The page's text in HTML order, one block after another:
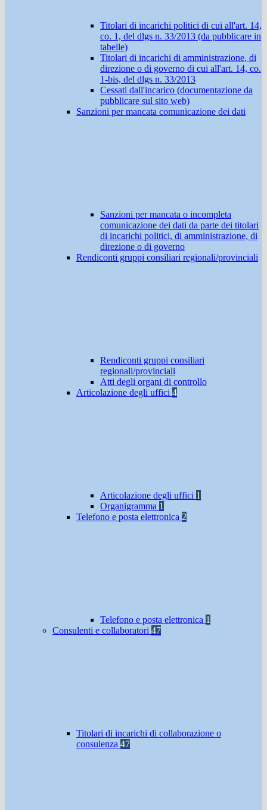
Titolari di incarichi politici di cui all'art. 14,
co. 1, del dlgs n. 33/2013 (da pubblicare in
tabelle)
Titolari di incarichi di amministrazione, di
direzione o di governo di cui all'art. 14, co.
1-bis, del dlgs n. 33/2013
Cessati dall'incarico (documentazione da
pubblicare sul sito web)
Sanzioni per mancata comunicazione dei dati
Sanzioni per mancata o incompleta
comunicazione dei dati da parte dei titolari
di incarichi politici, di amministrazione, di
direzione o di governo
Rendiconti gruppi consiliari regionali/provinciali
Rendiconti gruppi consiliari
regionali/provinciali
Atti degli organi di controllo
Articolazione degli uffici 4
Articolazione degli uffici 1
Organigramma 1
Telefono e posta elettronica 2
Telefono e posta elettronica 1
Consulenti e collaboratori 47
Titolari di incarichi di collaborazione o
consulenza 47